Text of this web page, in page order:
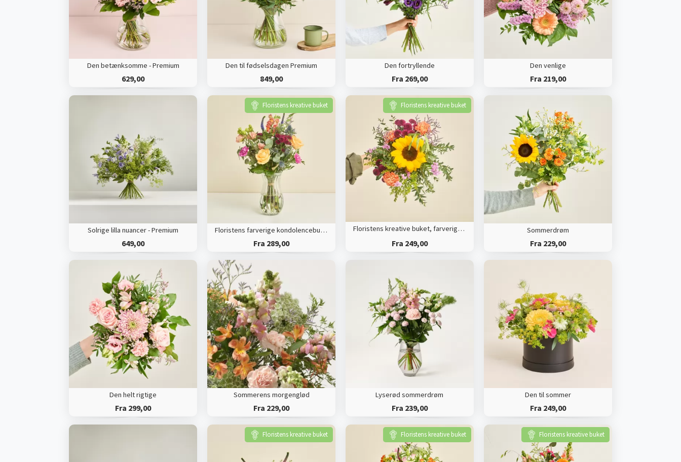
Den betænksomme - Premium
629,00
Den til fødselsdagen Premium
849,00
Den fortryllende
Fra 269,00
Den venlige
Fra 219,00
Solrige lilla nuancer - Premium
649,00
Floristens kreative buket
Floristens farverige kondolencebuket
Fra 289,00
Floristens kreative buket
Floristens kreative buket, farverige nuancer
Fra 249,00
Sommerdrøm
Fra 229,00
Den helt rigtige
Fra 299,00
Sommerens morgenglød
Fra 229,00
Lyserød sommerdrøm
Fra 239,00
Den til sommer
Fra 249,00
Floristens kreative buket Floristens kreative buket Floristens kreative buket